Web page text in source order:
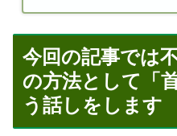
今回の記事では
の方法として「
う話しをします